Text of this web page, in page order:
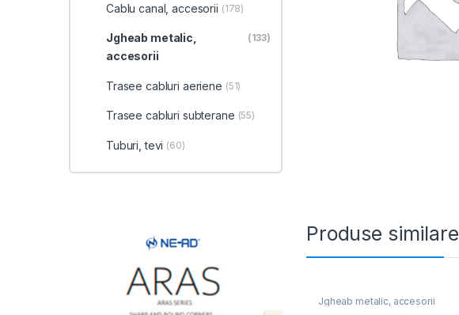
Produse similare
Jgheab metalic, accesorii
Cablu canal, accesorii (178)
Jgheab metalic,
accesorii
(133)
Trasee cabluri aeriene (51)
Trasee cabluri subterane (55)
Tuburi, tevi (60)